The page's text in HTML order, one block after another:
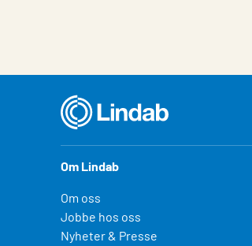
Om Lindab
Om oss
Jobbe hos oss
Nyheter & Presse